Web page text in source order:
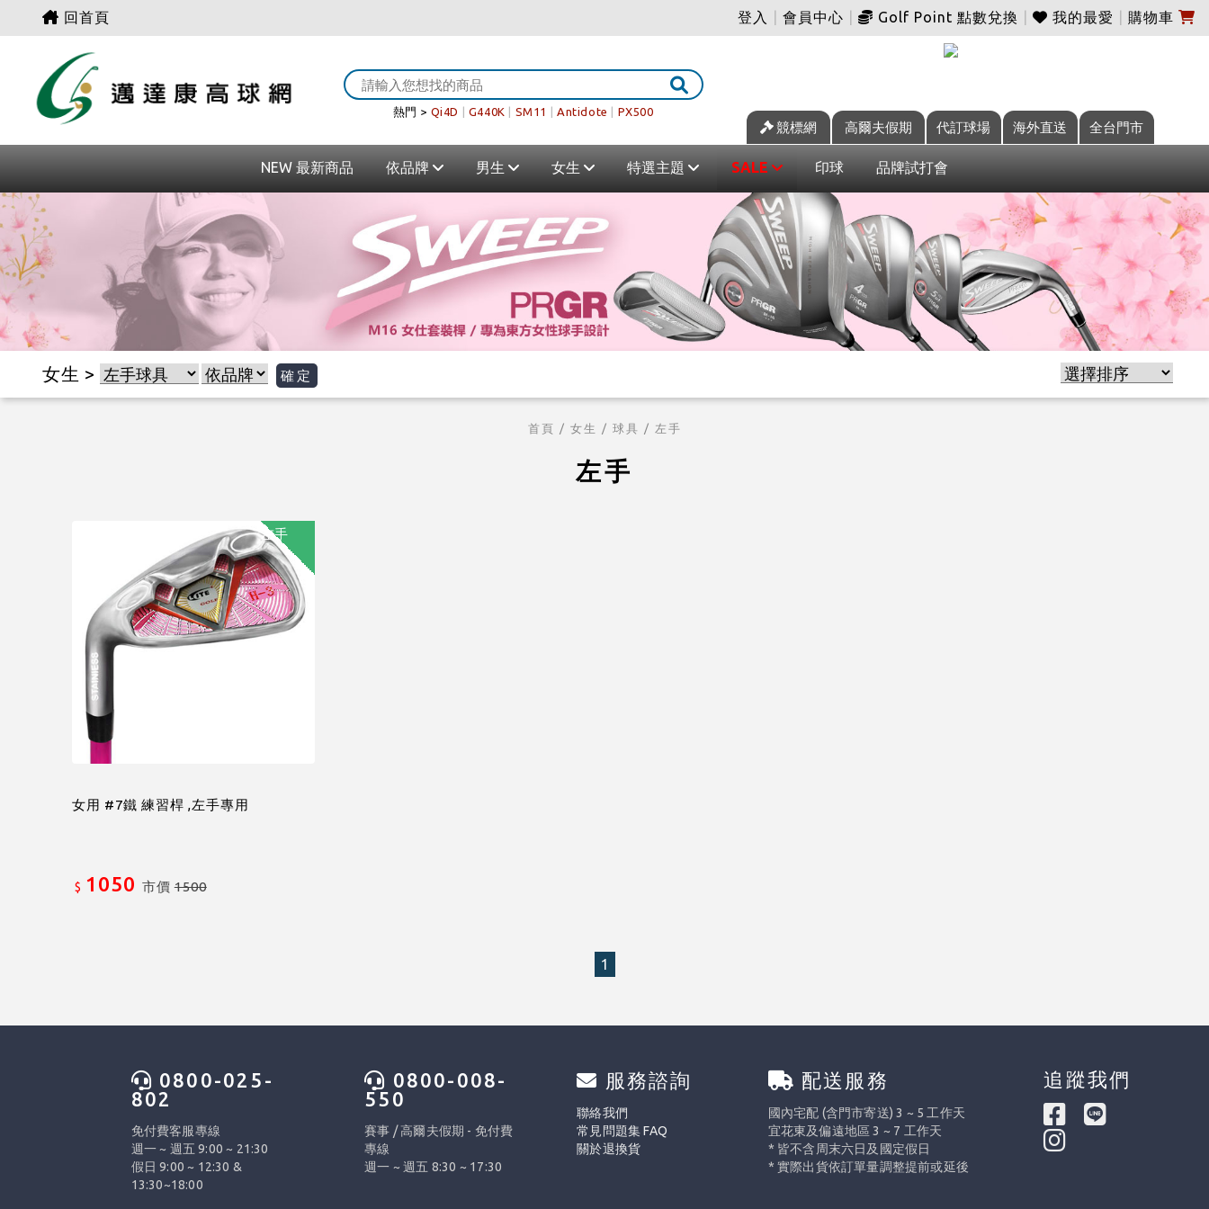
回首頁 登入 會員中心 Golf Point 點數兌換 我的最愛 購物車
熱門 > Qi4D G440K SM11 Antidote PX500
競標網 高爾夫假期 代訂球場 海外直送 全台門市
NEW 最新商品 依品牌 男生 女生 特選主題 SALE 印球 品牌試打會
女生 > 確定
首頁 / 女生 / 球具 / 左手
左手
左手
女用 #7鐵 練習桿 ,左手專用
$ 1050 市價1500
1
0800-025-
802
免付費客服專線
週一 ~ 週五 9:00 ~ 21:30
假日 9:00 ~ 12:30 &
13:30~18:00
0800-008-
550
賽事 / 高爾夫假期 - 免付費
專線
週一 ~ 週五 8:30 ~ 17:30
服務諮詢
聯絡我們
常見問題集 FAQ
關於退換貨
配送服務
國內宅配 (含門市寄送) 3 ~ 5 工作天
宜花東及偏遠地區 3 ~ 7 工作天
* 皆不含周末六日及國定假日
* 實際出貨依訂單量調整提前或延後
追蹤我們